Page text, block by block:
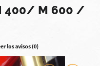
400/ M 600 /
los avisos (0)